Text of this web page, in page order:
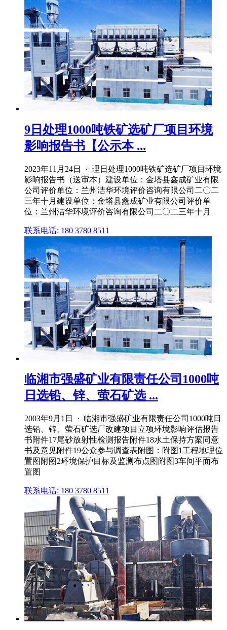
9日处理1000吨铁矿选矿厂项目环境
影响报告书【公示本 ...
2023年11月24日 · 理日处理1000吨铁矿选矿厂项目环境
影响报告书（送审本）建设单位：金塔县鑫成矿业有限
公司评价单位：兰州洁华环境评价咨询有限公司二〇二
三年十月建设单位：金塔县鑫成矿业有限公司评价单
位：兰州洁华环境评价咨询有限公司二〇二三年十月
联系电话: 180 3780 8511
临湘市强盛矿业有限责任公司1000吨
日选铅、锌、萤石矿选 ...
2003年9月1日 · 临湘市强盛矿业有限责任公司1000吨日
选铅、锌、萤石矿选厂改建项目立项环境影响评估报告
书附件17尾砂放射性检测报告附件18水土保持方案同意
书及意见附件19公众参与调查表附图：附图1工程地理位
置图附图2环境保护目标及监测布点图附图3车间平面布
置图
联系电话: 180 3780 8511